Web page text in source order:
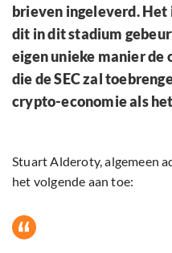
brieven ingeleverd. Het
dit in dit stadium
eigen unieke manier de
die de SEC zal
crypto-economie als
Stuart Alderoty, algemeen
het volgende aan toe: